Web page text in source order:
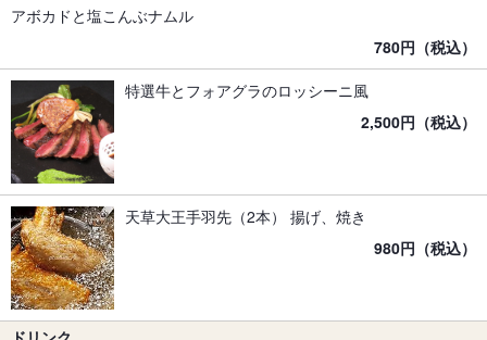
アボカドと塩こんぶナムル
780円（税込）
特選牛とフォアグラのロッシーニ風
2,500円（税込）
天草大王手羽先（2本） 揚げ、焼き
980円（税込）